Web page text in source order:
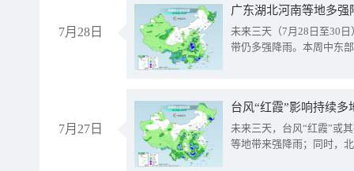
7月28日
广东湖北河南等地多
未来三天（7月28日至30
带仍多强降雨。本周中东
7月27日
台风“红霞”影响持续
未来三天，台风“红霞”或
等地带来强降雨；同时，